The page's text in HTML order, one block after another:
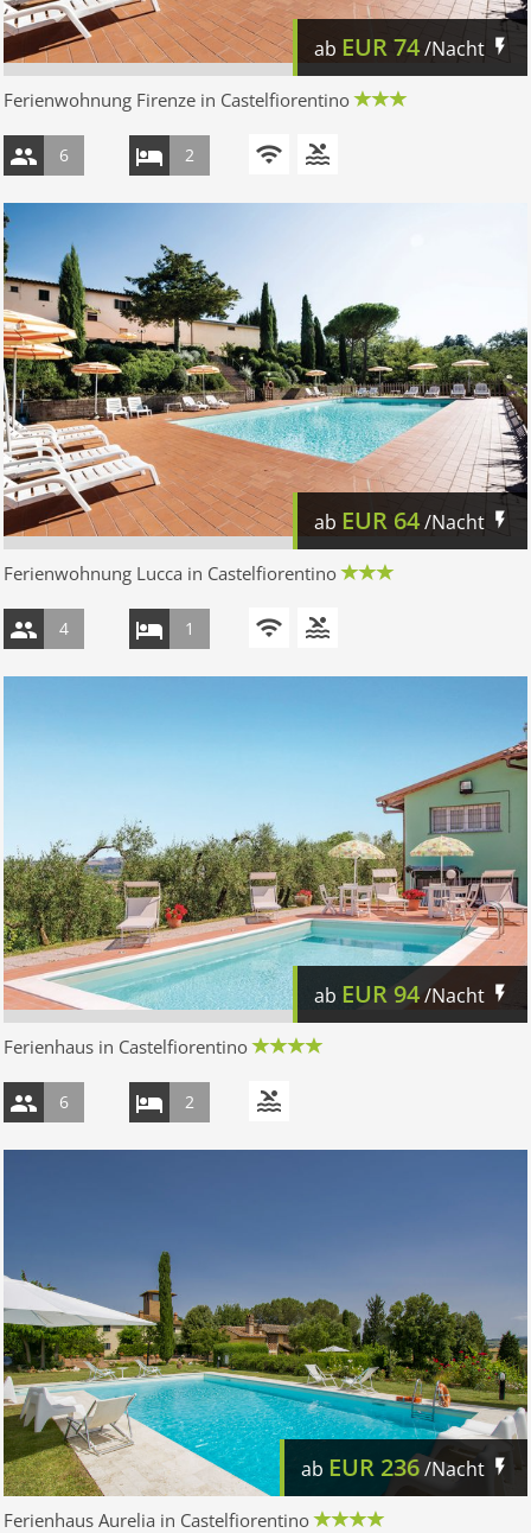
ab EUR74/Nacht
Ferienwohnung Firenze in Castelfiorentino
6 2
ab EUR 64/Nacht
Ferienwohnung Lucca in Castelfiorentino
4 1
ab EUR94/Nacht
Ferienhaus in Castelfiorentino
6 2
ab EUR 236/Nacht
Ferienhaus Aurelia in Castelfiorentino